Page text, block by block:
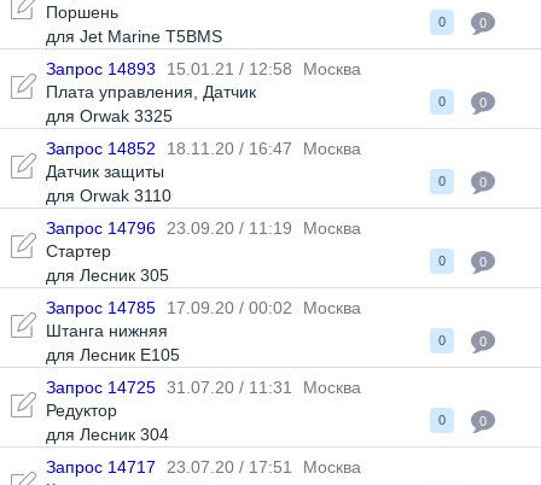
Поршень
для Jet Marine T5BMS
0 0
Запрос 14893 15.01.21 / 12:58
Москва
Плата управления
Датчик
для Orwak 3325
0 0
Запрос 14852 18.11.20 / 16:47
Москва
Датчик защиты
для Orwak 3110
0 0
Запрос 14796 23.09.20 / 11:19
Москва
Стартер
для Лесник 305
0 0
Запрос 14785 17.09.20 / 00:02
Москва
Штанга нижняя
для Лесник Е105
0 0
Запрос 14725 31.07.20 / 11:31
Москва
Редуктор
для Лесник 304
0 0
Запрос 14717 23.07.20 / 17:51
Москва